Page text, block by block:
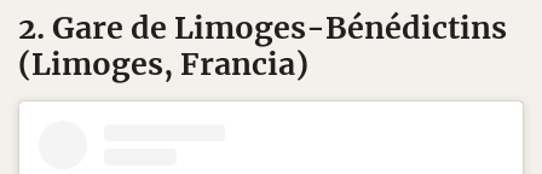
2. Gare de Limoges-Bénédictins
(Limoges, Francia)